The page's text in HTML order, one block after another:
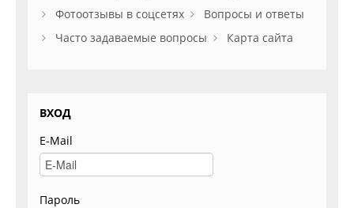
Фотоотзывы в соцсетях
Вопросы и ответы
Часто задаваемые вопросы
Карта сайта
ВХОД
E-Mail
Пароль